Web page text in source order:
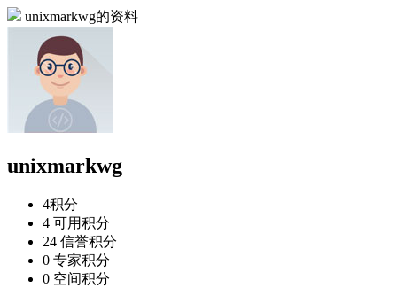
unixmarkwg的资料
unixmarkwg
4积分
4 可用积分
24 信誉积分
0 专家积分
0 空间积分